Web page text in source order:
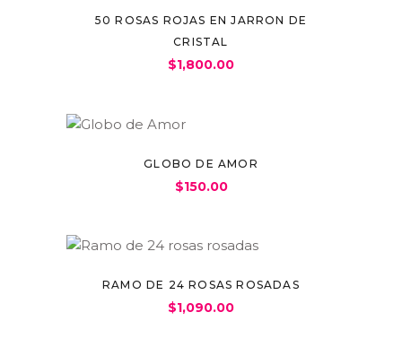
50 ROSAS ROJAS EN JARRON DE
CRISTAL
$1,800.00
GLOBO DE AMOR
$150.00
RAMO DE 24 ROSAS ROSADAS
$1,090.00